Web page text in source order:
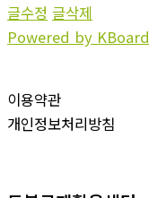
글수정 글삭제
Powered by KBoard
이용약관
개인정보처리방침